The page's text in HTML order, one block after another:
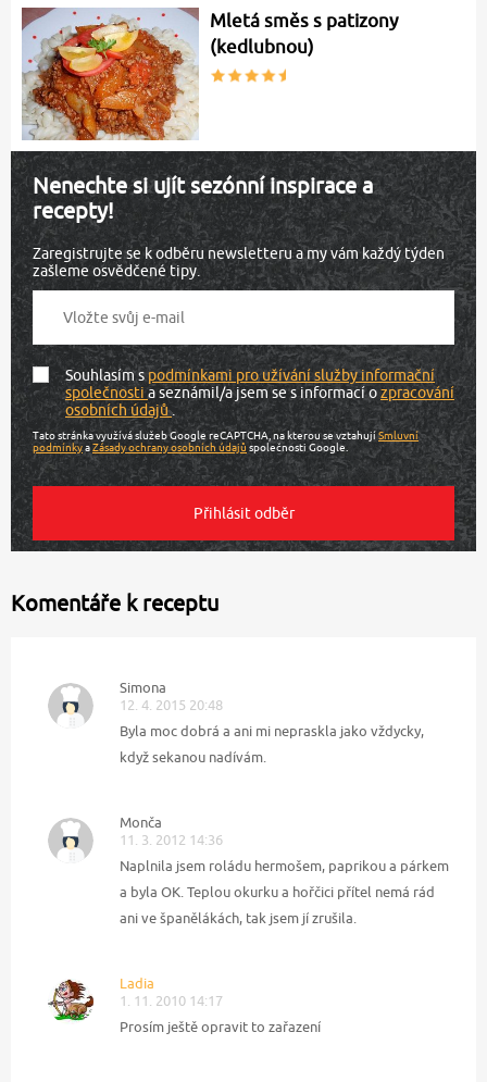
Mletá směs s patizony
(kedlubnou)
Nenechte si ujít sezónní inspirace a
recepty!
Zaregistrujte se k odběru newsletteru a my vám každý týden
zašleme osvědčené tipy.
Souhlasím spodmínkami pro užívání služby informační
společnostia seznámil/a jsem se s informací ozpracování
osobních údajů.
Tato stránka využívá služeb Google reCAPTCHA, na kterou se vztahujíSmluvní
podmínkyaZásady ochrany osobních údajů společnosti Google.
Komentáře k receptu
Simona
12. 4. 2015 20:48
Byla moc dobrá a ani mi nepraskla jako vždycky,
když sekanou nadívám.
Monča
11. 3. 2012 14:36
Naplnila jsem roládu hermošem, paprikou a párkem
a byla OK. Teplou okurku a hořčici přítel nemá rád
ani ve španělákách, tak jsem jí zrušila.
Ladia
1. 11. 2010 14:17
Prosím ještě opravit to zařazení